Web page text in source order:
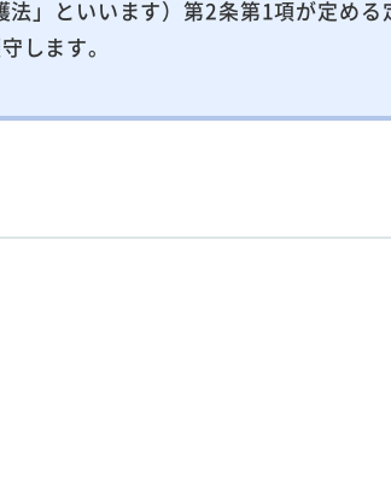
」といいます）第2条第1項が定め
します。